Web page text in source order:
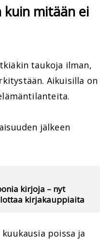
kuin mitään ei
taukoja ilman,
Aikuisilla on
jälkeen
kirjoja – nyt
kirjakauppiaita
poissa ja